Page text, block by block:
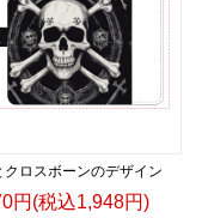
クロスボーンのデザイン
円(税込1,948円)